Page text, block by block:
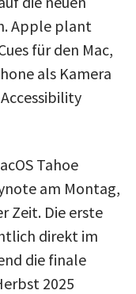
Apple plant
für den Mac,
als Kamera
Tahoe
am Montag,
Zeit. Die erste
direkt im
die finale
2025